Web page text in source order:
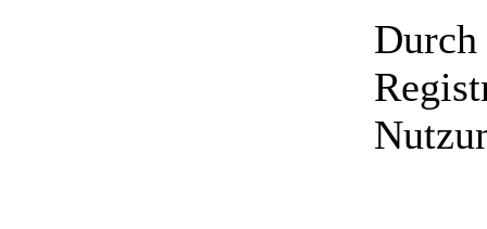
Durch